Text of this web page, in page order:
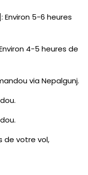
Environ 5-6 heures
4-5 heures de
via Nepalgunj.
de votre vol,